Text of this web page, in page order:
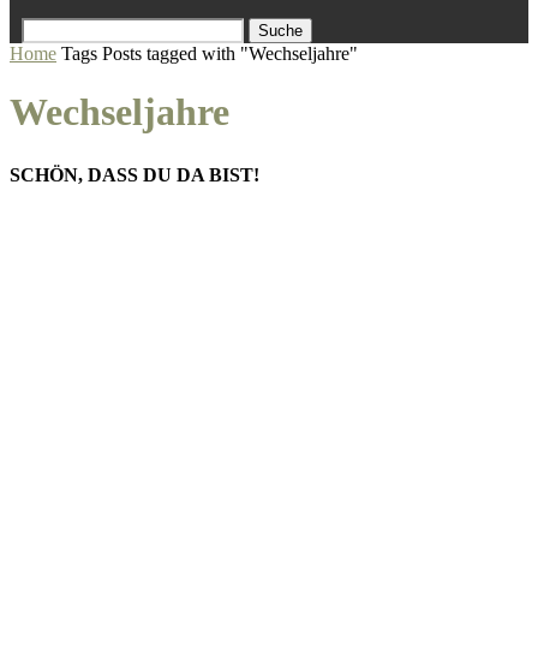
Suche
Home Tags Posts tagged with "Wechseljahre"
Wechseljahre
SCHÖN, DASS DU DA BIST!